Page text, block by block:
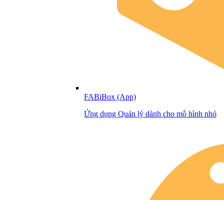
FABiBox (App)
Ứng dụng Quản lý dành cho mô hình nhỏ